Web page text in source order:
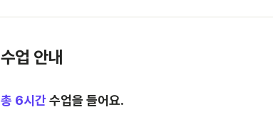
수업 안내
총 6시간수업을 들어요.